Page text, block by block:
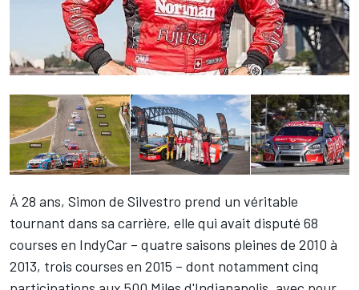
À 28 ans, Simon de Silvestro prend un véritable
tournant dans sa carrière, elle qui avait disputé 68
courses en IndyCar – quatre saisons pleines de 2010 à
2013, trois courses en 2015 – dont notamment cinq